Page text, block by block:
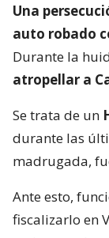
Una
auto robado
Durante la
atropellar a
Se trata de un
durante las
madrugada,
Ante esto,
fiscalizarlo en